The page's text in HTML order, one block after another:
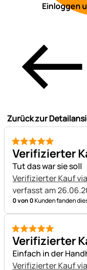
Einloggen
Zurück zur
5 von 5
Verifizierter
Tut das war sie soll
Verifizierter Kauf
verfasst am
0 von 0Kunden fanden
5 von 5
Verifizierter
Einfach in der
Verifizierter Kauf